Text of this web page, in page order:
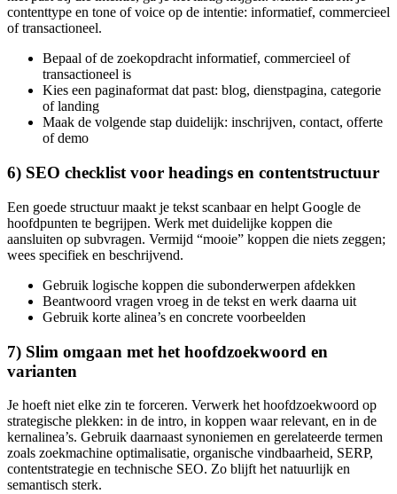
contenttype en tone of voice op de intentie: informatief, commercieel
of transactioneel.
Bepaal of de zoekopdracht informatief, commercieel of
transactioneel is
Kies een paginaformat dat past: blog, dienstpagina, categorie
of landing
Maak de volgende stap duidelijk: inschrijven, contact, offerte
of demo
6) SEO checklist voor headings en contentstructuur
Een goede structuur maakt je tekst scanbaar en helpt Google de
hoofdpunten te begrijpen. Werk met duidelijke koppen die
aansluiten op subvragen. Vermijd “mooie” koppen die niets zeggen;
wees specifiek en beschrijvend.
Gebruik logische koppen die subonderwerpen afdekken
Beantwoord vragen vroeg in de tekst en werk daarna uit
Gebruik korte alinea’s en concrete voorbeelden
7) Slim omgaan met het hoofdzoekwoord en
varianten
Je hoeft niet elke zin te forceren. Verwerk het hoofdzoekwoord op
strategische plekken: in de intro, in koppen waar relevant, en in de
kernalinea’s. Gebruik daarnaast synoniemen en gerelateerde termen
zoals zoekmachine optimalisatie, organische vindbaarheid, SERP,
contentstrategie en technische SEO. Zo blijft het natuurlijk en
semantisch sterk.